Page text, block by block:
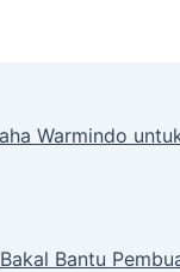
Warmindo
Bantu